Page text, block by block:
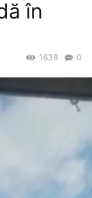
în
0
1638